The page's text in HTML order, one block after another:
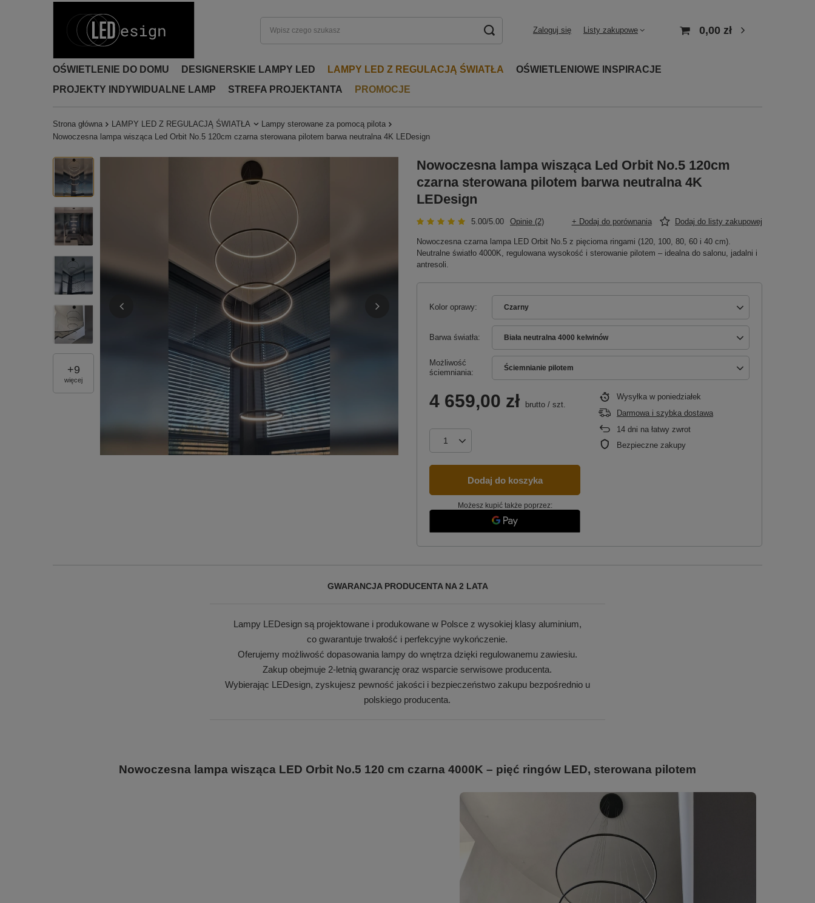
Zaloguj się Listy zakupowe 0,00 zł
OŚWIETLENIE DO DOMU DESIGNERSKIE LAMPY LED LAMPY LED Z REGULACJĄ ŚWIATŁA
OŚWIETLENIOWE INSPIRACJE
PROJEKTY INDYWIDUALNE LAMP
STREFA PROJEKTANTA PROMOCJE
Strona główna LAMPY LED Z REGULACJĄ ŚWIATŁA
Lampy sterowane za pomocą pilota
Nowoczesna lampa wisząca Led Orbit No.5 120cm czarna sterowana pilotem barwa neutralna 4K LEDesign
+9
więcej
Nowoczesna lampa wisząca Led Orbit No.5 120cm
czarna sterowana pilotem barwa neutralna 4K
LEDesign
5.00/5.00 Opinie (2) + Dodaj do porównania Dodaj do listy zakupowej
Nowoczesna czarna lampa LED Orbit No.5 z pięcioma ringami (120, 100, 80, 60 i 40 cm).
Neutralne światło 4000K, regulowana wysokość i sterowanie pilotem – idealna do salonu, jadalni i
antresoli.
Kolor oprawy Czarny
Barwa światła Biała neutralna 4000 kelwinów
Możliwość
ściemniania
Ściemnianie pilotem
4 659,00 zł brutto / szt.
Dodaj do koszyka
Możesz kupić także poprzez:
Wysyłka w poniedziałek
Darmowa i szybka dostawa
14 dni na łatwy zwrot
Bezpieczne zakupy
GWARANCJA PRODUCENTA NA 2 LATA
Lampy LEDesign są projektowane i produkowane w Polsce z wysokiej klasy aluminium,
co gwarantuje trwałość i perfekcyjne wykończenie.
Oferujemy możliwość dopasowania lampy do wnętrza dzięki regulowanemu zawiesiu.
Zakup obejmuje 2-letnią gwarancję oraz wsparcie serwisowe producenta.
Wybierając LEDesign, zyskujesz pewność jakości i bezpieczeństwo zakupu bezpośrednio u
polskiego producenta.
Nowoczesna lampa wisząca LED Orbit No.5 120 cm czarna 4000K – pięć ringów LED, sterowana pilotem